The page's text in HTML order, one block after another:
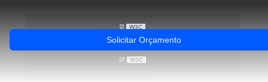
Solicitar Orçamento
W3C
W3C